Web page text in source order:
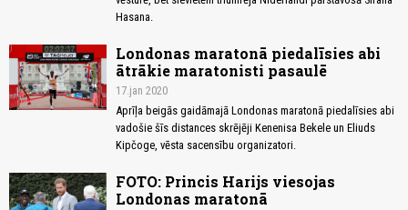
Hasana.
Londonas maratonā piedalīsies abi
ātrākie maratonisti pasaulē
17.jan 2020
Aprīļa beigās gaidāmajā Londonas maratonā piedalīsies abi
vadošie šīs distances skrējēji Kenenisa Bekele un Eliuds
Kipčoge, vēsta sacensību organizatori.
FOTO: Princis Harijs viesojas
Londonas maratonā